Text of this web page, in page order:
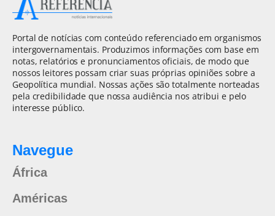
Portal de notícias com conteúdo referenciado em organismos
intergovernamentais. Produzimos informações com base em
notas, relatórios e pronunciamentos oficiais, de modo que
nossos leitores possam criar suas próprias opiniões sobre a
Geopolítica mundial. Nossas ações são totalmente norteadas
pela credibilidade que nossa audiência nos atribui e pelo
interesse público.
Navegue
África
Américas